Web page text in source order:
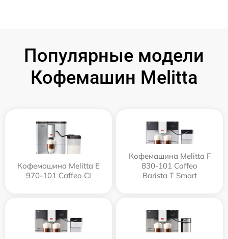
Популярные модели
Кофемашин Melitta
Кофемашина Melitta Е
970-101 Caffeo CI
Кофемашина Melitta F
830-101 Caffeo
Barista T Smart